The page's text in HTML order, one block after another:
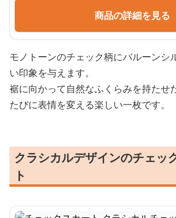
商品の詳細を見る
モノトーンのチェック柄にバルーンシ
い印象を与えます。
裾に向かって自然なふくらみを持たせ
たびに表情を変える楽しい一枚です。
クラシカルデザインのチェッ
ト